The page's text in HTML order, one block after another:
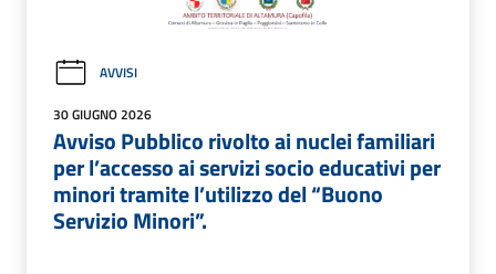
AVVISI
30 GIUGNO 2026
Avviso Pubblico rivolto ai nuclei familiari
per l’accesso ai servizi socio educativi per
minori tramite l’utilizzo del “Buono
Servizio Minori”.